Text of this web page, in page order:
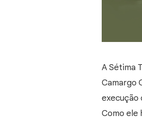
A Sétima
Camargo
execução
Como ele